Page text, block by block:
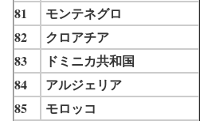
81
モンテネグロ
82
クロアチア
83
ドミニカ共和国
84
アルジェリア
85
モロッコ